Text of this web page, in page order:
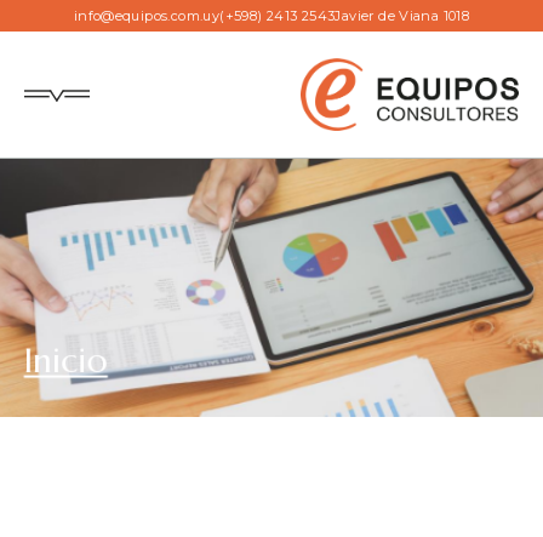
info@equipos.com.uy(+598) 2413 2543Javier de Viana 1018
Inicio